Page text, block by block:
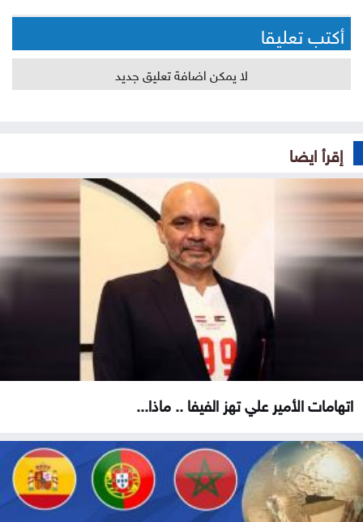
أكتب تعليقا
لا يمكن اضافة تعليق جديد
إقرأ ايضا
اتهامات الأمير علي تهز الفيفا .. ماذا...